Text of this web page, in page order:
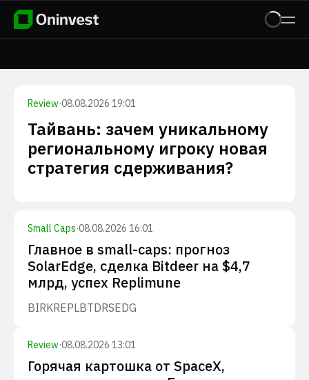
Review·08.08.2026 19:01
Тайвань: зачем уникальному
региональному игроку новая
стратегия сдерживания?
Small Caps·08.08.2026 16:01
Главное в small-caps: прогноз
SolarEdge, сделка Bitdeer на $4,7
млрд, успех Replimune
BIRKREPLBTDRSEDG
Review·08.08.2026 13:01
Горячая картошка от SpaceX,